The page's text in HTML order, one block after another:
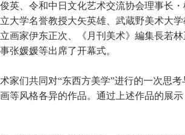
英、令和中日文化艺术交流协会理事长
大学名誉教授大矢英雄、武蔵野美术大
画家伊东正次、《月刊美术》編集長若
张媛媛等出席了开幕式。
家们共同对“东西方美学”进行的一次思
等风格各异的作品。通过上述作品的展